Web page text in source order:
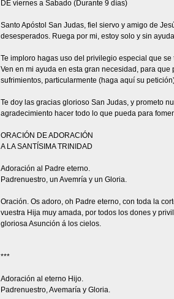
DE viernes a Sabado (Durante 9 días)
Santo Apóstol San Judas, fiel siervo y amigo de
desesperados. Ruega por mi, estoy solo y sin
Te imploro hagas uso del privilegio especial que
Ven en mi ayuda en esta gran necesidad, para
sufrimientos, particularmente (haga aquí su
Te doy las gracias glorioso San Judas, y prometo
agradecimiento hacer todo lo que pueda para
ORACIÓN DE ADORACIÓN
A LA SANTÍSIMA TRINIDAD
Adoración al Padre eterno.
Padrenuestro, un Avemría y un Gloria.
Oración. Os adoro, oh Padre eterno, con toda la
vuestra Hija muy amada, por todos los dones y
gloriosa Asunción á los cielos.
***
Adoración al eterno Hijo.
Padrenuestro, Avemaría y Gloria.